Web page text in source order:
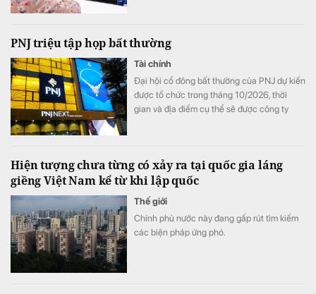
mức 7,3%/năm.
PNJ triệu tập họp bất thường
Tài chính
Đại hội cổ đông bất thường của PNJ dự kiến
được tổ chức trong tháng 10/2026, thời
gian và địa điểm cụ thể sẽ được công ty
Hiện tượng chưa từng có xảy ra tại quốc gia láng
giềng Việt Nam kể từ khi lập quốc
Thế giới
Chính phủ nước này đang gấp rút tìm kiếm
các biện pháp ứng phó.